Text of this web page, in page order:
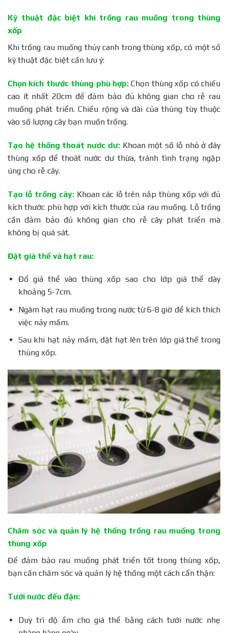
Kỹ thuật đặc biệt khi trồng rau muống trong thùng
xốp
Khi trồng rau muống thủy canh trong thùng xốp, có một số
kỹ thuật đặc biệt cần lưu ý:
Chọn kích thước thùng phù hợp: Chọn thùng xốp có chiều
cao ít nhất 20cm để đảm bảo đủ không gian cho rễ rau
muống phát triển. Chiều rộng và dài của thùng tùy thuộc
vào số lượng cây bạn muốn trồng.
Tạo hệ thống thoát nước dư:Khoan một số lỗ nhỏ ở đáy
thùng xốp để thoát nước dư thừa, tránh tình trạng ngập
úng cho rễ cây.
Tạo lỗ trồng cây:Khoan các lỗ trên nắp thùng xốp với đủ
kích thước phù hợp với kích thước của rau muống. Lỗ trồng
cần đảm bảo đủ không gian cho rễ cây phát triển mà
không bị quá sát.
Đặt giá thể và hạt rau:
Đổ giá thể vào thùng xốp sao cho lớp giá thể dày
khoảng 5-7cm.
Ngâm hạt rau muống trong nước từ 6-8 giờ để kích thích
việc nảy mầm.
Sau khi hạt nảy mầm, đặt hạt lên trên lớp giá thể trong
thùng xốp.
Chăm sóc và quản lý hệ thống trồng rau muống trong
thùng xốp
Để đảm bảo rau muống phát triển tốt trong thùng xốp,
bạn cần chăm sóc và quản lý hệ thống một cách cẩn thận:
Tưới nước đều đặn:
Duy trì độ ẩm cho giá thể bằng cách tưới nước nhẹ